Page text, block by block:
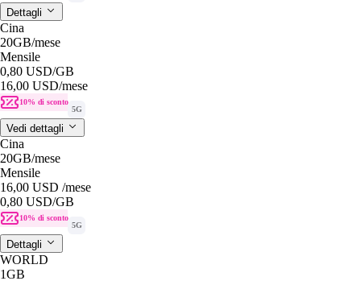
Dettagli
Cina
20GB/mese
Mensile
0,80 USD/GB
16,00 USD/mese
10% di sconto
5G
Vedi dettagli
Cina
20GB/mese
Mensile
16,00 USD /mese
0,80 USD/GB
10% di sconto
5G
Dettagli
WORLD
1GB